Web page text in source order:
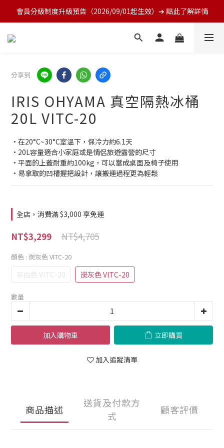
會員分級制度升級預告（2026/09/01起生效）➔ 點此了解詳情
分享到
IRIS OHYAMA 真空隔熱冰桶
20L VITC-20
•在20°C~30°C室溫下，保冷力約6.1天
•20L容量適合小家庭或是情侶旅遊露營的尺寸
•平面的上蓋耐重約100kg，可以當成桌面及椅子使用
•易拿取的凹槽握把設計，讓搬運過程更為輕鬆
全店，消費滿 $3,000 享免運
NT$4,705
NT$3,299
顏色 : 炭灰色 VITC-20
灰白色 VITC-20 炭灰色 VITC-20
數量
加入購物車 立即購買
加入追蹤清單
商品描述
送貨及付款方
式
顧客評價